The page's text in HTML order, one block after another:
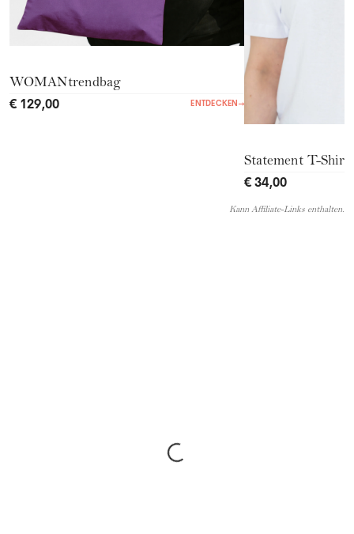
WOMANtrendbag
€ 129,00 ENTDECKEN →
Statement T-Shirt
€ 34,00
Kann Affiliate-Links enthalten.